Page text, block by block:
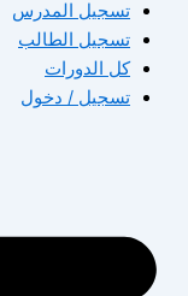
تسجيل المدرس
تسجيل الطالب
كل الدورات
تسجيل / دخول